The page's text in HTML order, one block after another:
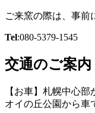
ご来窯の際は、事前
Tel:080-5379-1545
交通のご案内
【お車】札幌中心
オイの丘公園から車